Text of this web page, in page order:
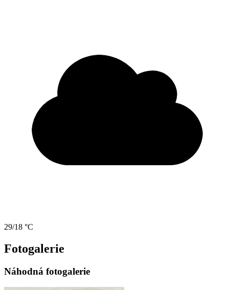
29/18 °C
Fotogalerie
Náhodná fotogalerie